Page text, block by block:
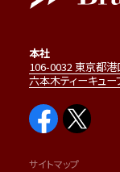
本社
106-0032 東京都
六本木ティーキュー
サイトマップ